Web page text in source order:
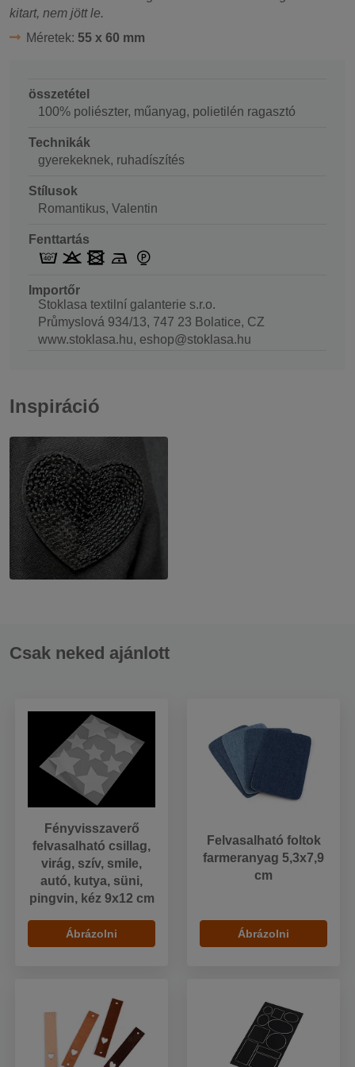
kitart, nem jött le.
Méretek: 55 x 60 mm
összetétel
100% poliészter, műanyag, polietilén ragasztó
Technikák
gyerekeknek, ruhadíszítés
Stílusok
Romantikus, Valentin
Fenttartás
Importőr
Stoklasa textilní galanterie s.r.o.
Průmyslová 934/13, 747 23 Bolatice, CZ
www.stoklasa.hu, eshop@stoklasa.hu
Inspiráció
Csak neked ajánlott
Fényvisszaverő
felvasalható csillag,
virág, szív, smile,
autó, kutya, süni,
pingvin, kéz 9x12 cm
Ábrázolni
Felvasalható foltok
farmeranyag 5,3x7,9
cm
Ábrázolni